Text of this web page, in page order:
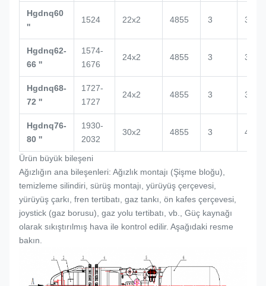
Hgdnq60
''
1524 22x2 4855 3 3500
Hgdnq62-
66 ''
1574-
1676
24x2 4855 3 3864
Hgdnq68-
72 ''
1727-
1727
24x2 4855 3 3864
Hgdnq76-
80 ''
1930-
2032
30x2 4855 3 4000
Ürün büyük bileşeni
Ağızlığın ana bileşenleri: Ağızlık montajı (Şişme bloğu),
temizleme silindiri, sürüş montajı, yürüyüş çerçevesi,
yürüyüş çarkı, fren tertibatı, gaz tankı, ön kafes çerçevesi,
joystick (gaz borusu), gaz yolu tertibatı, vb., Güç kaynağı
olarak sıkıştırılmış hava ile kontrol edilir. Aşağıdaki resme
bakın.